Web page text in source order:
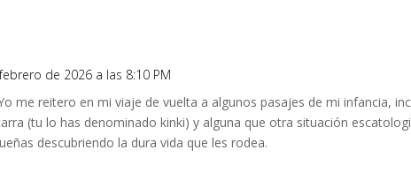
de 2026 a las 8:10 PM
me reitero en mi viaje de vuelta a algunos pasajes de mi infancia,
(tu lo has denominado kinki) y alguna que otra situación
descubriendo la dura vida que les rodea.